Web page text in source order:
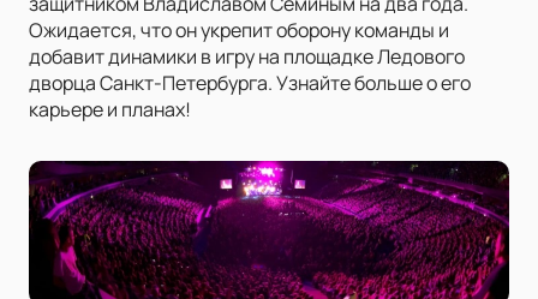
Ожидается, что он укрепит оборону команды и
добавит динамики в игру на площадке Ледового
дворца Санкт-Петербурга. Узнайте больше о его
карьере и планах!